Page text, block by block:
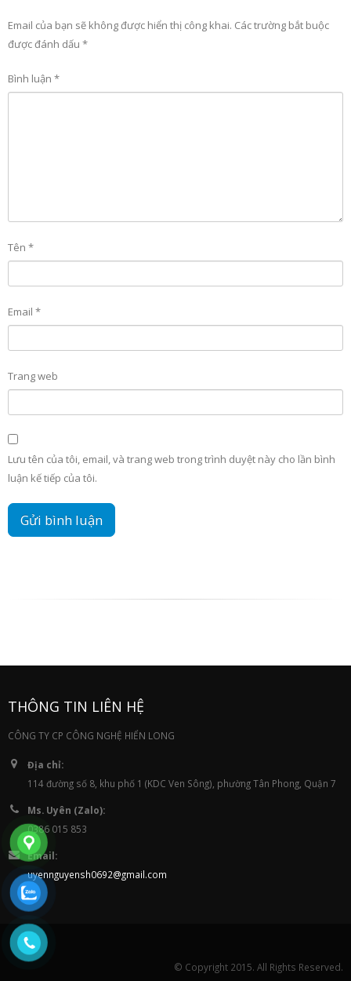
Email của bạn sẽ không được hiển thị công khai. Các trường bắt buộc
được đánh dấu *
Bình luận *
Tên *
Email *
Trang web
Lưu tên của tôi, email, và trang web trong trình duyệt này cho lần bình
luận kế tiếp của tôi.
THÔNG TIN LIÊN HỆ
CÔNG TY CP CÔNG NGHỆ HIỂN LONG
Địa chỉ:
114 đường số 8, khu phố 1 (KDC Ven Sông), phường Tân Phong, Quận 7
Ms. Uyên (Zalo):
0386 015 853
Email:
uyennguyensh0692@gmail.com
© Copyright 2015. All Rights Reserved.